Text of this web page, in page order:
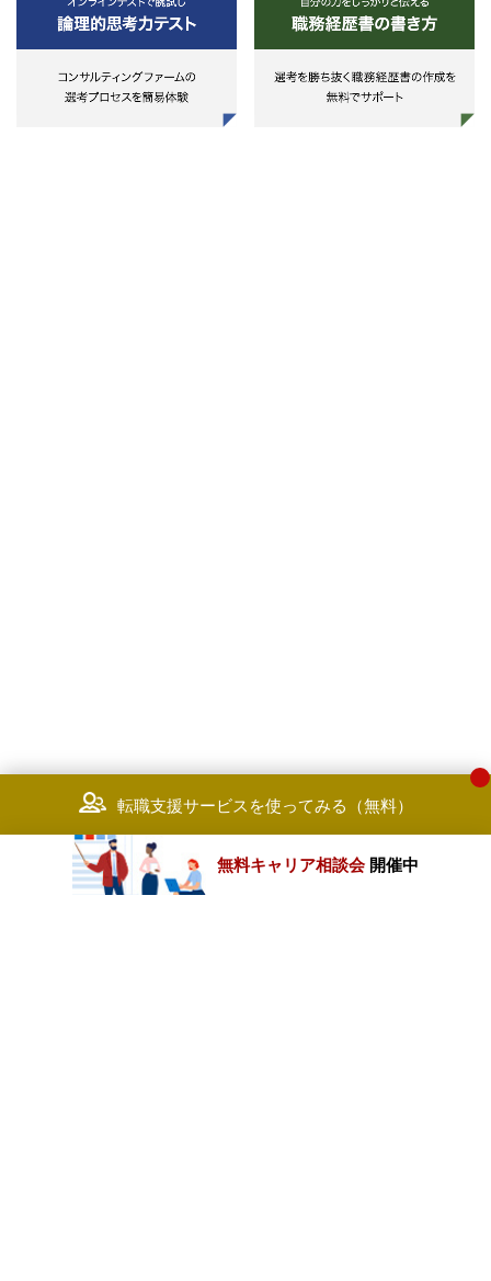
転職支援サービスを使ってみる（無料）
無料キャリア相談会 開催中